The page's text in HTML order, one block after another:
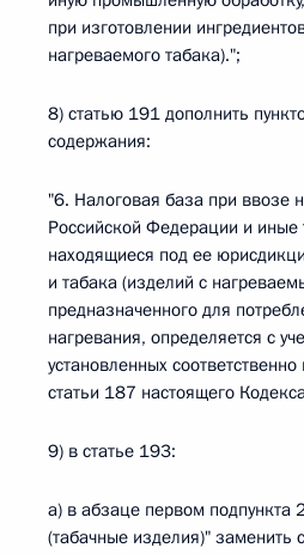
при изготовлении
нагреваемого табака).";
8) статью 191 дополнить
содержания:
"6. Налоговая база при ввозе
Российской Федерации и иные
находящиеся под ее
и табака (изделий с
предназначенного для
нагревания, определяется с
установленных
статьи 187 настоящего
9) в статье 193:
а) в абзаце первом подпункта
(табачные изделия)" заменить